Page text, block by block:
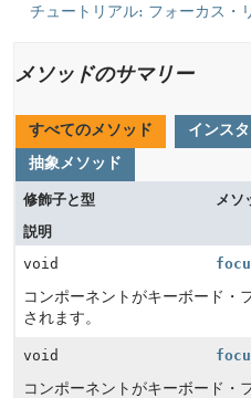
チュートリアル: フォーカス・
メソッドのサマリー
すべてのメソッド
インス
抽象メソッド
修飾子と型
メソ
説明
void
コンポーネントがキーボード・
されます。
void
コンポーネントがキーボード・